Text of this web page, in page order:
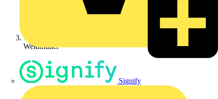
Signify
Weidmüller